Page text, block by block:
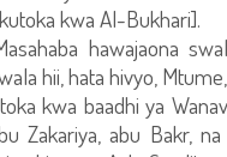
kwa Al-Bukhari].
hawajaona
hii, hata hivyo,
kwa baadhi ya
Zakariya, abu Bakr,